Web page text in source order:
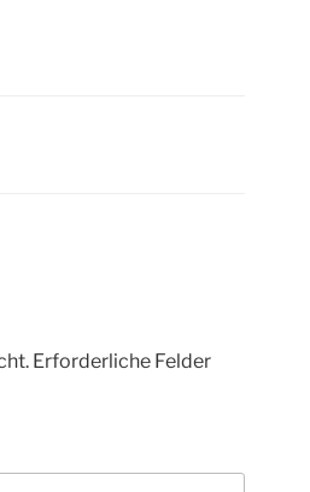
Erforderliche Felder